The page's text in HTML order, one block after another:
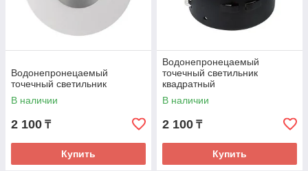
Водонепронецаемый
точечный светильник
В наличии
2 100 ₸
Купить
Водонепронецаемый
точечный светильник
квадратный
В наличии
2 100 ₸
Купить